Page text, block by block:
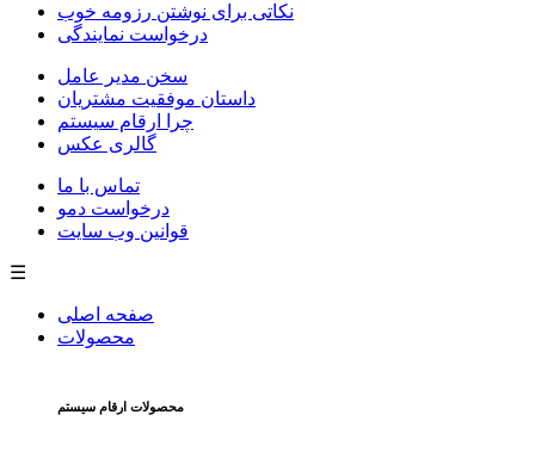
نکاتی برای نوشتن رزومه خوب
درخواست نمایندگی
سخن مدیر عامل
داستان موفقیت مشتریان
چرا ارقام سیستم
گالری عکس
تماس با ما
درخواست دمو
قوانین وب سایت
☰
صفحه اصلی
محصولات
محصولات ارقام سیستم